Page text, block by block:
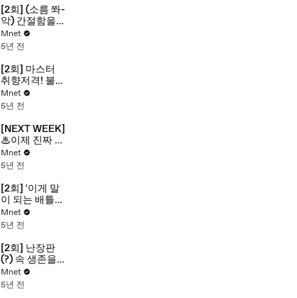
루 선발전 즉흥
배틀
[2회] (소름 쫘-
악) 간절함을
무기로.. 하얗
게 불태운 뉴니
웨이비 크루 선
발전 즉흥 배틀
2라운드
Mnet
5년 전
[2회] 마스터
취향저격! 불꽃
튀는 리더들의
싸움! 뉴니온
이비 크루 선발
전 즉흥 배틀 1
라운드
Mnet
5년 전
[NEXT WEEK]
♨이제 진짜 싸
워 보자♨ 드디
어 공개되는 '원
션' 크루들의 가
면 속 정체!
Mnet
5년 전
[2회] ′이게 말
이 되는 배틀인
가..ㅠㅠ′ 찐 배
틀러 립제이와
프라우드먼 크
루 선발전 즉흥
배틀
Mnet
5년 전
[2회] 난장판
(?) 속 생존을
위한 4 크루의
프리스타일 배
Mnet
5년 전